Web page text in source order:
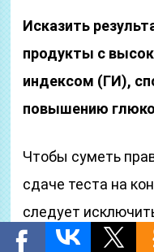
Исказить
продукты с
индексом (ГИ),
повышению
Чтобы суметь
сдаче теста на
следует
анализом